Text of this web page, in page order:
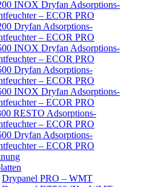
INOX Dryfan Adsorptions-
– ECOR PRO
Dryfan Adsorptions-
– ECOR PRO
INOX Dryfan Adsorptions-
– ECOR PRO
Dryfan Adsorptions-
– ECOR PRO
INOX Dryfan Adsorptions-
– ECOR PRO
RESTO Adsorptions-
– ECOR PRO
Dryfan Adsorptions-
– ECOR PRO
Drypanel PRO – WMT